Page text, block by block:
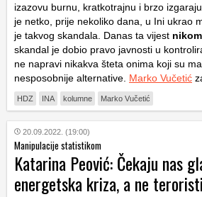
izazovu burnu, kratkotrajnu i brzo
je netko, prije nekoliko dana, u Ini ukrao
je takvog skandala. Danas ta vijest
skandal je dobio pravo javnosti u
ne napravi nikakva šteta onima koji su
nesposobnije alternative. Marko Vučetić
HDZ INA kolumne Marko Vučetić
20.09.2022. (19:00)
Manipulacije statistikom
Katarina Peović: Čekaju nas
energetska kriza, a ne